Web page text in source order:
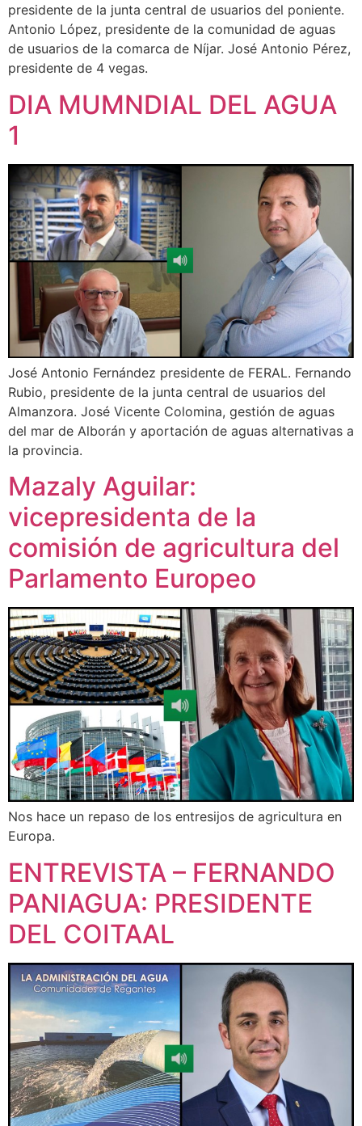
presidente de la junta central de usuarios del poniente.
Antonio López, presidente de la comunidad de aguas
de usuarios de la comarca de Níjar. José Antonio Pérez,
presidente de 4 vegas.
DIA MUMNDIAL DEL AGUA
1
José Antonio Fernández presidente de FERAL. Fernando
Rubio, presidente de la junta central de usuarios del
Almanzora. José Vicente Colomina, gestión de aguas
del mar de Alborán y aportación de aguas alternativas a
la provincia.
Mazaly Aguilar:
vicepresidenta de la
comisión de agricultura del
Parlamento Europeo
Nos hace un repaso de los entresijos de agricultura en
Europa.
ENTREVISTA – FERNANDO
PANIAGUA: PRESIDENTE
DEL COITAAL